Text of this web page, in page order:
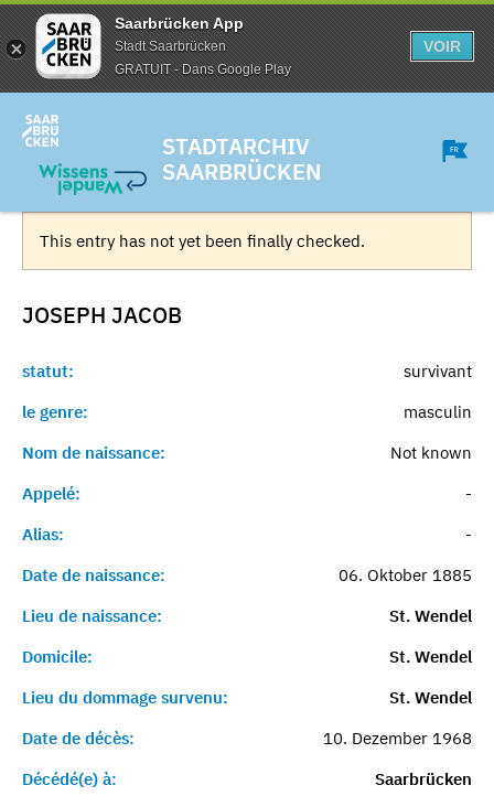
Saarbrücken App
Stadt Saarbrücken
GRATUIT - Dans Google Play
VOIR
STADTARCHIV
SAARBRÜCKEN
This entry has not yet been finally checked.
JOSEPH JACOB
statut:
survivant
le genre:
masculin
Nom de naissance:
Not known
Appelé:
-
Alias:
-
Date de naissance:
06. Oktober 1885
Lieu de naissance:
St. Wendel
Domicile:
St. Wendel
Lieu du dommage survenu:
St. Wendel
Date de décès:
10. Dezember 1968
Décédé(e) à:
Saarbrücken